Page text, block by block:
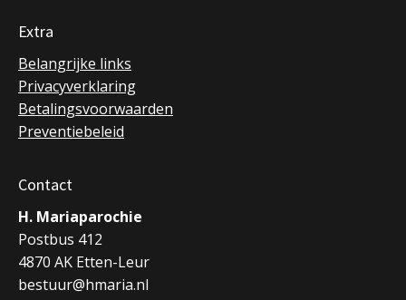
Extra
Belangrijke links
Privacyverklaring
Betalingsvoorwaarden
Preventiebeleid
Contact
H. Mariaparochie
Postbus 412
4870 AK Etten-Leur
bestuur@hmaria.nl